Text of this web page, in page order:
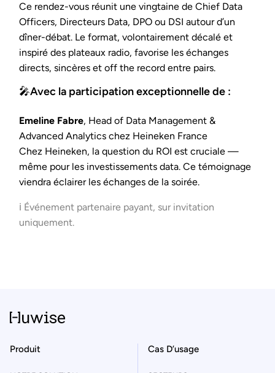
Ce rendez-vous réunit une vingtaine de Chief Data
Officers, Directeurs Data, DPO ou DSI autour d’un
dîner-débat. Le format, volontairement décalé et
inspiré des plateaux radio, favorise les échanges
directs, sincères et off the record entre pairs.
🎤Avec la participation exceptionnelle de :
Emeline Fabre, Head of Data Management &
Advanced Analytics chez Heineken France
Chez Heineken, la question du ROI est cruciale —
même pour les investissements data. Ce témoignage
viendra éclairer les échanges de la soirée.
ℹ️ Événement partenaire payant, sur invitation
uniquement.
Produit Cas D’usage